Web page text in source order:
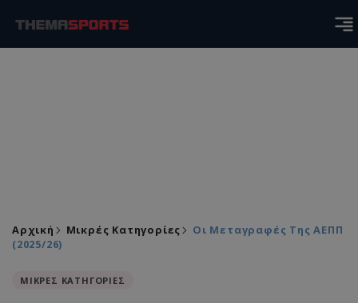
Αρχική Μικρές Κατηγορίες
Οι Μεταγραφές Της ΑΕΠΠ
(2025/26)
ΜΙΚΡΕΣ ΚΑΤΗΓΟΡΙΕΣ